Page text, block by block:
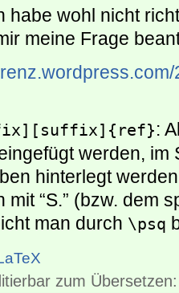
habe wohl nicht
meine Frage
:
werden, im
hinterlegt
mit “S.” (bzw. dem
man durch \psq
zum Übersetzen: